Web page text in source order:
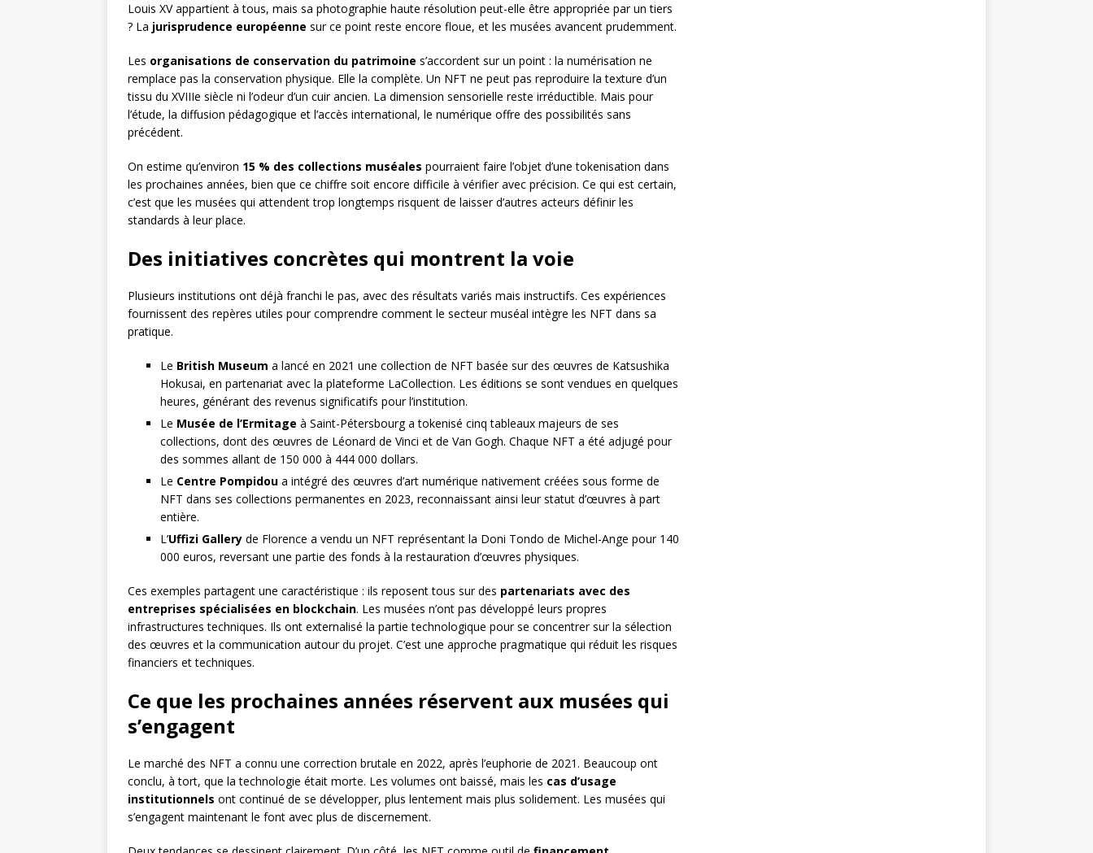
Louis XV appartient à tous, mais sa photographie haute résolution peut-elle être appropriée par un tiers
? La jurisprudence européenne sur ce point reste encore floue, et les musées avancent prudemment.
Les organisations de conservation du patrimoine s’accordent sur un point : la numérisation ne
remplace pas la conservation physique. Elle la complète. Un NFT ne peut pas reproduire la texture d’un
tissu du XVIIIe siècle ni l’odeur d’un cuir ancien. La dimension sensorielle reste irréductible. Mais pour
l’étude, la diffusion pédagogique et l’accès international, le numérique offre des possibilités sans
précédent.
On estime qu’environ 15 % des collections muséales pourraient faire l’objet d’une tokenisation dans
les prochaines années, bien que ce chiffre soit encore difficile à vérifier avec précision. Ce qui est certain,
c’est que les musées qui attendent trop longtemps risquent de laisser d’autres acteurs définir les
standards à leur place.
Des initiatives concrètes qui montrent la voie
Plusieurs institutions ont déjà franchi le pas, avec des résultats variés mais instructifs. Ces expériences
fournissent des repères utiles pour comprendre comment le secteur muséal intègre les NFT dans sa
pratique.
Le British Museum a lancé en 2021 une collection de NFT basée sur des œuvres de Katsushika
Hokusai, en partenariat avec la plateforme LaCollection. Les éditions se sont vendues en quelques
heures, générant des revenus significatifs pour l’institution.
Le Musée de l’Ermitage à Saint-Pétersbourg a tokenisé cinq tableaux majeurs de ses
collections, dont des œuvres de Léonard de Vinci et de Van Gogh. Chaque NFT a été adjugé pour
des sommes allant de 150 000 à 444 000 dollars.
Le Centre Pompidou a intégré des œuvres d’art numérique nativement créées sous forme de
NFT dans ses collections permanentes en 2023, reconnaissant ainsi leur statut d’œuvres à part
entière.
L’Uffizi Gallery de Florence a vendu un NFT représentant la Doni Tondo de Michel-Ange pour 140
000 euros, reversant une partie des fonds à la restauration d’œuvres physiques.
Ces exemples partagent une caractéristique : ils reposent tous sur des partenariats avec des
entreprises spécialisées en blockchain. Les musées n’ont pas développé leurs propres
infrastructures techniques. Ils ont externalisé la partie technologique pour se concentrer sur la sélection
des œuvres et la communication autour du projet. C’est une approche pragmatique qui réduit les risques
financiers et techniques.
Ce que les prochaines années réservent aux musées qui
s’engagent
Le marché des NFT a connu une correction brutale en 2022, après l’euphorie de 2021. Beaucoup ont
conclu, à tort, que la technologie était morte. Les volumes ont baissé, mais les cas d’usage
institutionnels ont continué de se développer, plus lentement mais plus solidement. Les musées qui
s’engagent maintenant le font avec plus de discernement.